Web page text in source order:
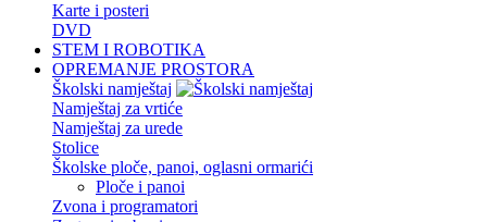
Karte i posteri
DVD
STEM I ROBOTIKA
OPREMANJE PROSTORA
Školski namještaj
Namještaj za vrtiće
Namještaj za urede
Stolice
Školske ploče, panoi, oglasni ormarići
Ploče i panoi
Zvona i programatori